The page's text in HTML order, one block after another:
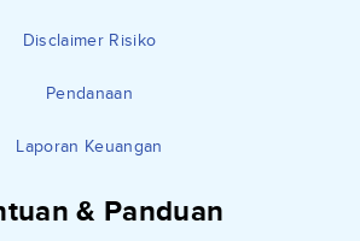
Disclaimer Risiko
Pendanaan
Laporan Keuangan
& Panduan